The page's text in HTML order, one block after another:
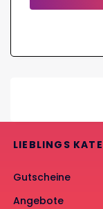
LIEBLINGS
Gutscheine
Angebote